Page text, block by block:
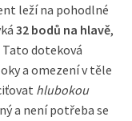
leží na pohodlné
32 bodů na hlavě,
Tato doteková
a omezení v těle
hlubokou
a není potřeba se